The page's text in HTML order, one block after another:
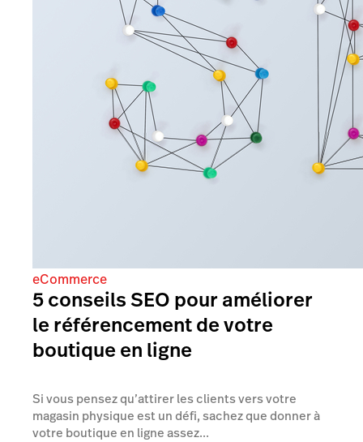
eCommerce
5 conseils SEO pour améliorer
le référencement de votre
boutique en ligne
Si vous pensez qu’attirer les clients vers votre
magasin physique est un défi, sachez que donner à
votre boutique en ligne assez...